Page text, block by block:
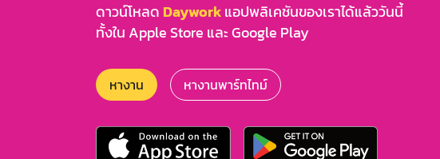
ดาวน์โหลด Dayworkแอปพลิเคชันของเราได้แล้ววันนี้
ทั้งใน Apple Store และ Google Play
หางาน หางานพาร์ทไทม์